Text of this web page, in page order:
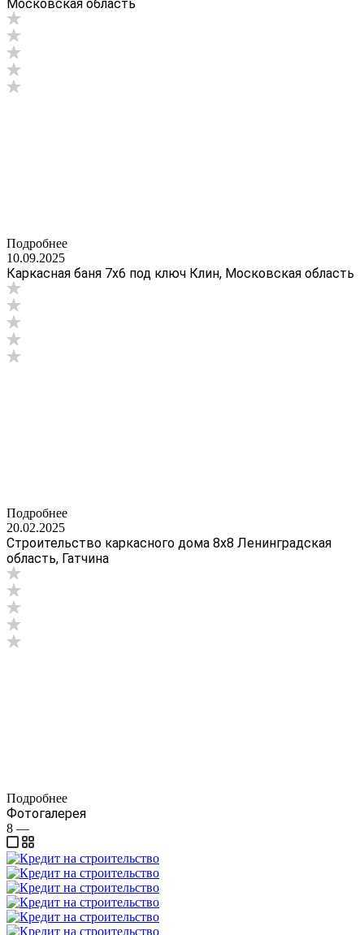
Московская область
Подробнее
10.09.2025
Каркасная баня 7х6 под ключ Клин, Московская область
Подробнее
20.02.2025
Строительство каркасного дома 8х8 Ленинградская
область, Гатчина
Подробнее
Фотогалерея
8 —